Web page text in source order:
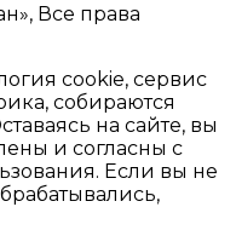
Все права
cookie, сервис
собираются
на сайте, вы
и согласны с
Если вы не